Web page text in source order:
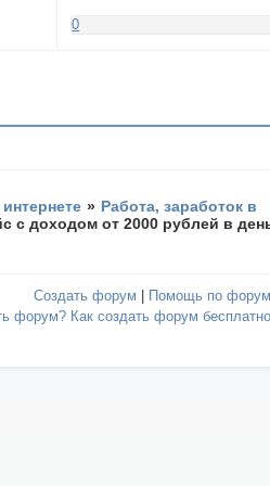
0
» Работа, заработок в
с доходом от 2000 рублей в
Создать форум | Помощь по